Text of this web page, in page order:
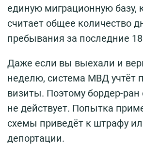
единую миграционную базу,
считает общее количество
пребывания за последние
Даже если вы выехали и
неделю, система МВД учтёт
визиты. Поэтому бордер-
не действует. Попытка
схемы приведёт к штрафу
депортации.